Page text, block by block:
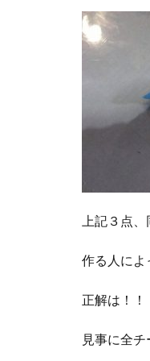
上記３点
作る人によ
正解は！
見事に全